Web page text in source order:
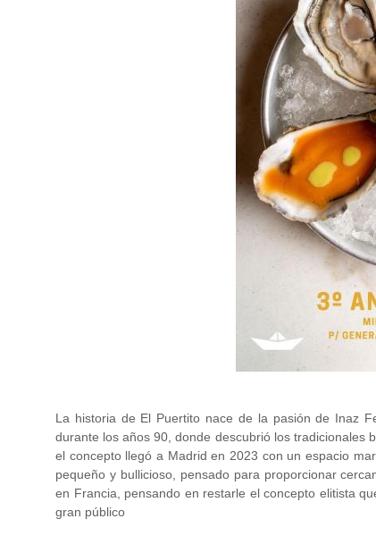
La historia de El Puertito nace de la pasión de Inaz
durante los años 90, donde descubrió los tradicionales
el concepto llegó a Madrid en 2023 con un espacio
pequeño y bullicioso, pensado para proporcionar
en Francia, pensando en restarle el concepto elitista
gran público